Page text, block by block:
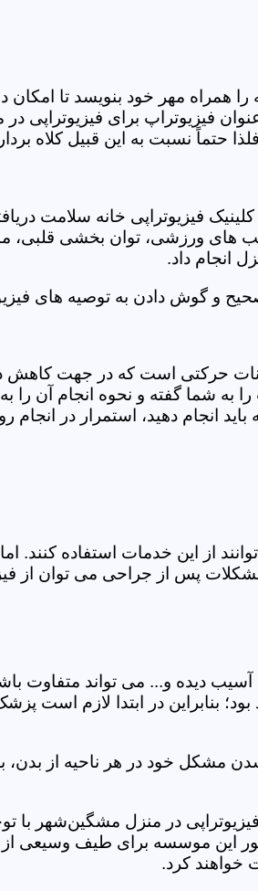
همراه مهر خود بنویسد تا امکان
فیزیوتراپ برای فیزیوتراپی در
حتماً نسبت به این قبیل کلاه
فیزیوتراپی خانه سلامت
ورزشی، توان بخشی قلبی،
انجام داد.
و گوش دادن به توصیه های
حرکتی است که در جهت کاهش
به شما گفته و نحوه انجام آن
انجام دهید، استمرار در انجام
از این خدمات استفاده کنند.
پس از جراحی می توان از
آسیب دیده و... می تواند متفاوت
بنابراین در ابتدا لازم است
شدن مشکل خود در هر ناحیه از
در منزل مشگین‌شهر با
این موسسه برای طیف وسیعی از
خواهند کرد.